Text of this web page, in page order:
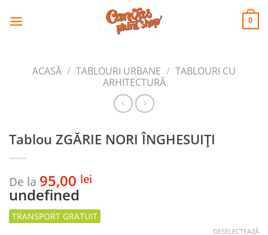
CANVAS
PRINT SHOP 0
ACASĂ / TABLOURI URBANE / TABLOURI CU
ARHITECTURĂ
Tablou ZGĂRIE NORI ÎNGHESUIȚI
De la 95,00 lei
undefined
DESELECTEAZĂ